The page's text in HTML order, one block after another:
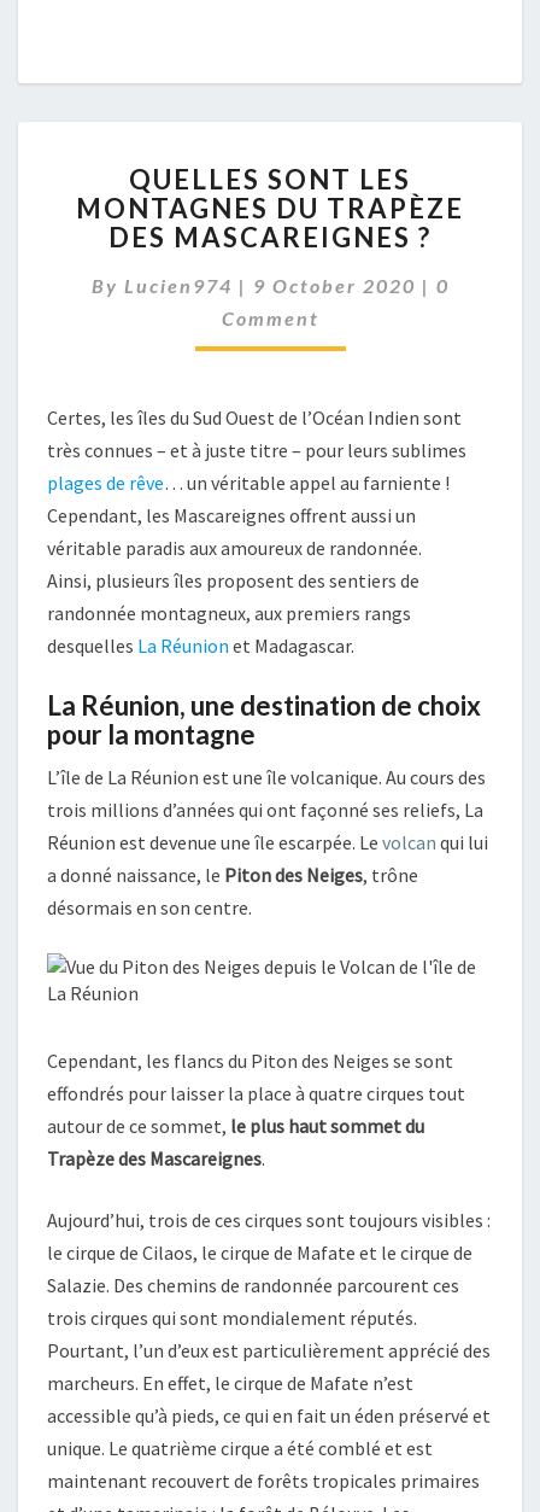
SONT
LES
MONTAGNES
TRAPÈZE
DES
QUELLES SONT LES
MONTAGNES DU TRAPÈZE
DES MASCAREIGNES ?
By Lucien974 | 9 October 2020 | 0
Comment
Certes, les îles du Sud Ouest de l’Océan Indien sont
très connues – et à juste titre – pour leurs sublimes
plages de rêve… un véritable appel au farniente !
Cependant, les Mascareignes offrent aussi un
véritable paradis aux amoureux de randonnée.
Ainsi, plusieurs îles proposent des sentiers de
randonnée montagneux, aux premiers rangs
desquelles La Réunion et Madagascar.
La Réunion, une destination de choix
pour la montagne
L’île de La Réunion est une île volcanique. Au cours des
trois millions d’années qui ont façonné ses reliefs, La
Réunion est devenue une île escarpée. Le volcan qui lui
a donné naissance, le Piton des Neiges, trône
désormais en son centre.
Cependant, les flancs du Piton des Neiges se sont
effondrés pour laisser la place à quatre cirques tout
autour de ce sommet, le plus haut sommet du
Trapèze des Mascareignes.
Aujourd’hui, trois de ces cirques sont toujours visibles :
le cirque de Cilaos, le cirque de Mafate et le cirque de
Salazie. Des chemins de randonnée parcourent ces
trois cirques qui sont mondialement réputés.
Pourtant, l’un d’eux est particulièrement apprécié des
marcheurs. En effet, le cirque de Mafate n’est
accessible qu’à pieds, ce qui en fait un éden préservé et
unique. Le quatrième cirque a été comblé et est
maintenant recouvert de forêts tropicales primaires